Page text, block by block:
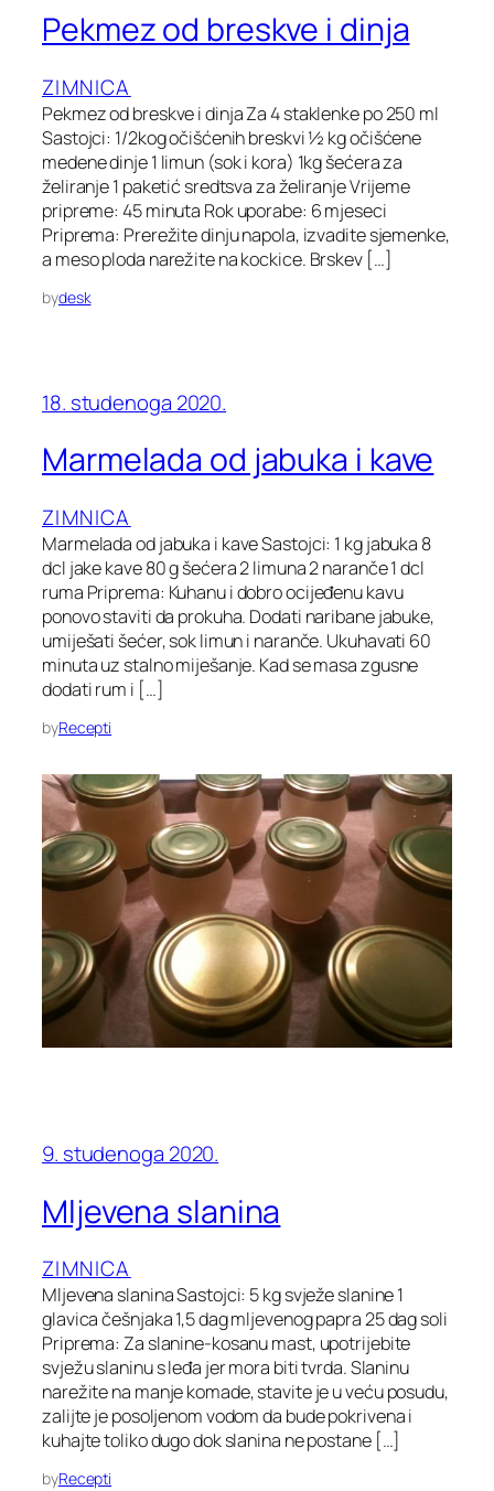
Pekmez od breskve i dinja
ZIMNICA
Pekmez od breskve i dinja Za 4 staklenke po 250 ml
Sastojci: 1/2kog očišćenih breskvi ½ kg očišćene
medene dinje 1 limun (sok i kora) 1kg šećera za
želiranje 1 paketić sredtsva za želiranje Vrijeme
pripreme: 45 minuta Rok uporabe: 6 mjeseci
Priprema: Prerežite dinju napola, izvadite sjemenke,
a meso ploda narežite na kockice. Brskev […]
bydesk
18. studenoga 2020.
Marmelada od jabuka i kave
ZIMNICA
Marmelada od jabuka i kave Sastojci: 1 kg jabuka 8
dcl jake kave 80 g šećera 2 limuna 2 naranče 1 dcl
ruma Priprema: Kuhanu i dobro ocijeđenu kavu
ponovo staviti da prokuha. Dodati naribane jabuke,
umiješati šećer, sok limun i naranče. Ukuhavati 60
minuta uz stalno miješanje. Kad se masa zgusne
dodati rum i […]
byRecepti
9. studenoga 2020.
Mljevena slanina
ZIMNICA
Mljevena slanina Sastojci: 5 kg svježe slanine 1
glavica češnjaka 1,5 dag mljevenog papra 25 dag soli
Priprema: Za slanine-kosanu mast, upotrijebite
svježu slaninu s leđa jer mora biti tvrda. Slaninu
narežite na manje komade, stavite je u veću posudu,
zalijte je posoljenom vodom da bude pokrivena i
kuhajte toliko dugo dok slanina ne postane […]
byRecepti